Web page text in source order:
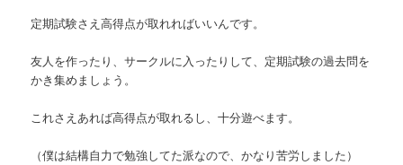
定期試験さえ高得点が取れればいいんです。
友人を作ったり、サークルに入ったりして、定期試験の過去問を
かき集めましょう。
これさえあれば高得点が取れるし、十分遊べます。
（僕は結構自力で勉強してた派なので、かなり苦労しました）